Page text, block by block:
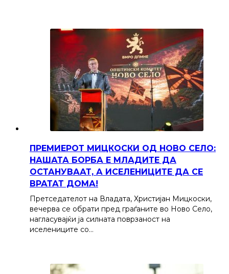
ПРЕМИЕРОТ МИЦКОСКИ ОД НОВО СЕЛО:
НАШАТА БОРБА Е МЛАДИТЕ ДА
ОСТАНУВААТ, А ИСЕЛЕНИЦИТЕ ДА СЕ
ВРАТАТ ДОМА!
Претседателот на Владата, Христијан Мицкоски,
вечерва се обрати пред граѓаните во Ново Село,
нагласувајќи ја силната поврзаност на
иселениците со…